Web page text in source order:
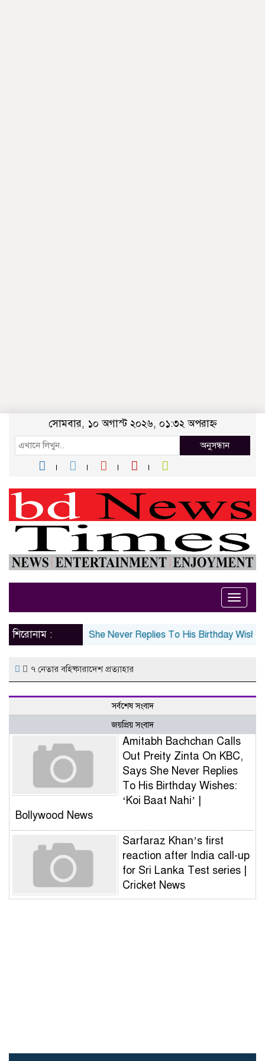
সোমবার, ১০ অগাস্ট ২০২৬, ০১:৩২ অপরাহ্ন
অনুসন্ধান
Toggle
শিরোনাম :
On KBC, Says She Never Replies To His Birthday Wishes:
৭ নেতার বহিষ্কারাদেশ প্রত্যাহার
সর্বশেষ সংবাদ
জয়প্রিয় সংবাদ
Amitabh Bachchan Calls
Out Preity Zinta On KBC,
Says She Never Replies
To His Birthday Wishes:
‘Koi Baat Nahi’ |
Bollywood News
Sarfaraz Khan’s first
reaction after India call-up
for Sri Lanka Test series |
Cricket News